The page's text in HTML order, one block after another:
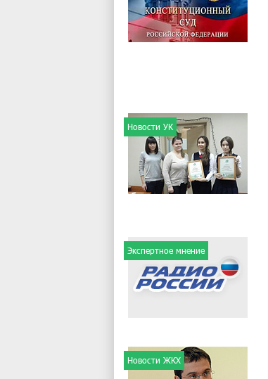
Новости УК
Экспертное мнение
Новости ЖКХ